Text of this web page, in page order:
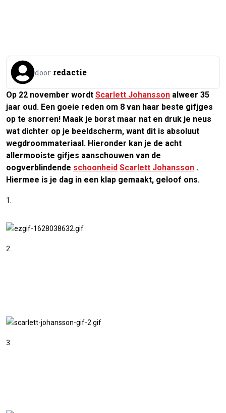
door redactie
Op 22 november wordt Scarlett Johansson alweer 35
jaar oud. Een goeie reden om 8 van haar beste gifjges
op te snorren! Maak je borst maar nat en druk je neus
wat dichter op je beeldscherm, want dit is absoluut
wegdroommateriaal. Hieronder kan je de acht
allermooiste gifjes aanschouwen van de
oogverblindende schoonheid Scarlett Johansson .
Hiermee is je dag in een klap gemaakt, geloof ons.
1.
2.
3.